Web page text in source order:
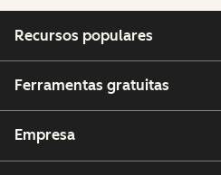
Recursos populares
Ferramentas gratuitas
Empresa